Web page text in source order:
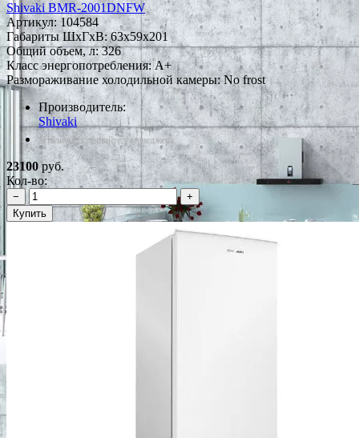
Shivaki BMR-2001DNFW
Артикул:104584
Габариты ШxГxВ: 63x59x201
Общий объем, л: 326
Класс энергопотребления: A+
Размораживание холодильной камеры: No frost
Производитель:
Shivaki
*Наличие уточняйте у менеджера
23100руб.
Кол-во:
−
+
Купить